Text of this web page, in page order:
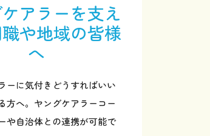
ーターになる
アラーを支え
や地域の皆様
へ
ーに気付きどうすればいい
方へ。ヤングケアラーコー
や自治体との連携が可能で